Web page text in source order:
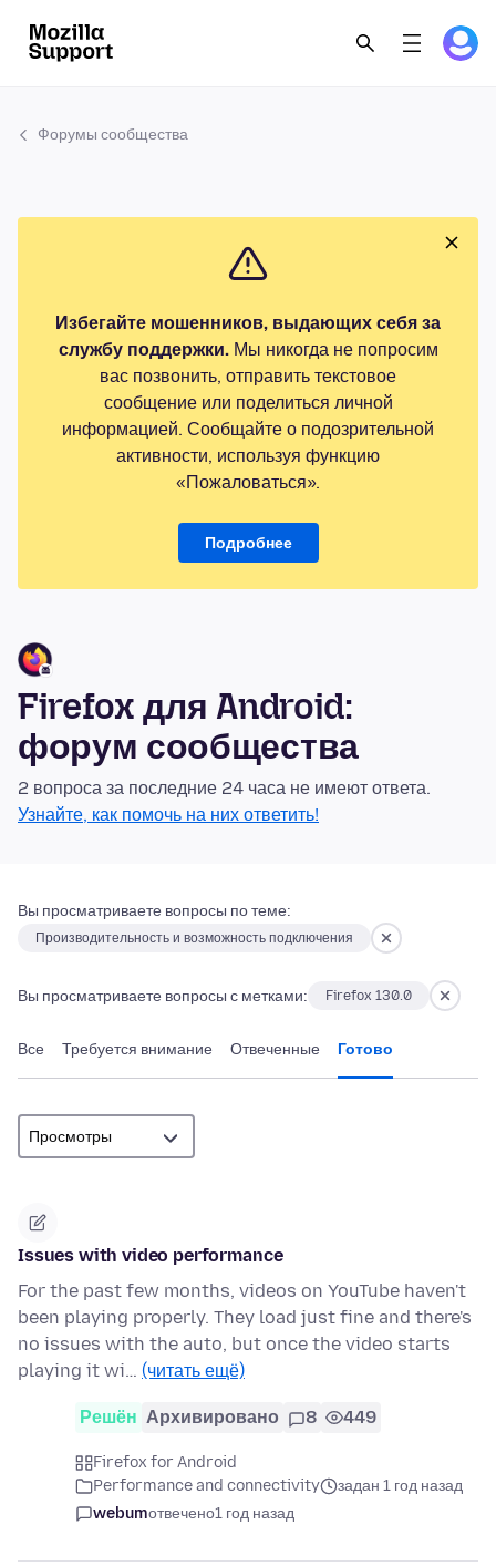
Форумы сообщества
Избегайте мошенников, выдающих себя за
службу поддержки.Мы никогда не попросим
вас позвонить, отправить текстовое
сообщение или поделиться личной
информацией. Сообщайте о подозрительной
активности, используя функцию
«Пожаловаться».
Подробнее
Firefox для Android:
форум сообщества
2 вопроса за последние 24 часа не имеют ответа.
Узнайте, как помочь на них ответить!
Вы просматриваете вопросы по теме:
Производительность и возможность подключения
Вы просматриваете вопросы с метками: Firefox 130.0
Все Требуется внимание Отвеченные Готово
Issues with video performance
For the past few months, videos on YouTube haven't
been playing properly. They load just fine and there's
no issues with the auto, but once the video starts
playing it wi… (читать ещё)
Решён Архивировано 8 449
Firefox for Android
Performance and connectivity
задан 1 год назад
webumотвечено1 год назад